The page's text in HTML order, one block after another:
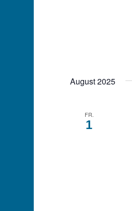
August 2025
FR.
1